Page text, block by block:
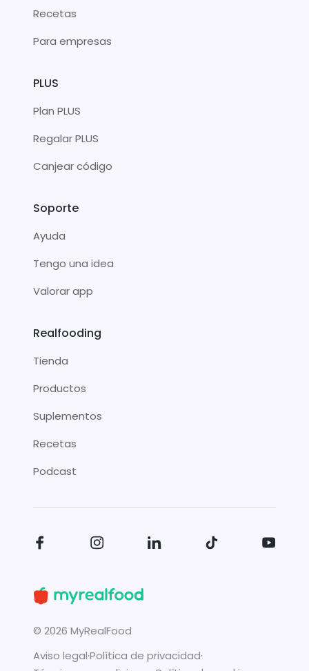
Recetas
Para empresas
PLUS
Plan PLUS
Regalar PLUS
Canjear código
Soporte
Ayuda
Tengo una idea
Valorar app
Realfooding
Tienda
Productos
Suplementos
Recetas
Podcast
© 2026 MyRealFood
Aviso legal·Política de privacidad·